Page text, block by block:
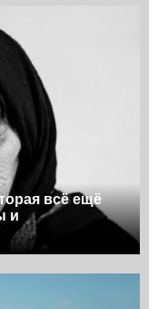
всё ещё
и